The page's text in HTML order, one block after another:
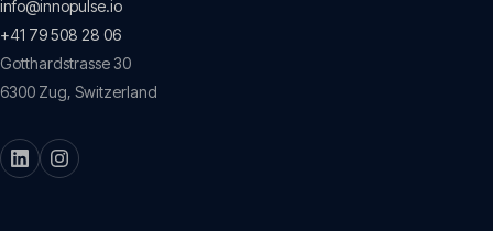
info@innopulse.io
+41 79 508 28 06
Gotthardstrasse 30
6300 Zug, Switzerland